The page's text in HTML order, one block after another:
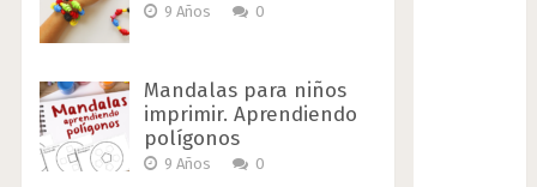
9 Años 0
Mandalas para niños
imprimir. Aprendiendo
polígonos
9 Años 0